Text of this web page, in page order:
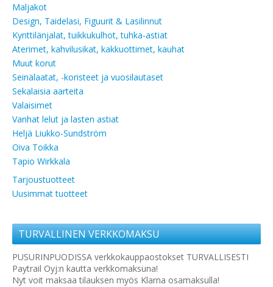
Maljakot
Design, Taidelasi, Figuurit & Lasilinnut
Kynttilänjalat, tuikkukulhot, tuhka-astiat
Aterimet, kahvilusikat, kakkuottimet, kauhat
Muut korut
Seinälaatat, -koristeet ja vuosilautaset
Sekalaisia aarteita
Valaisimet
Vanhat lelut ja lasten astiat
Heljä Liukko-Sundström
Oiva Toikka
Tapio Wirkkala
Tarjoustuotteet
Uusimmat tuotteet
TURVALLINEN VERKKOMAKSU
PUSURINPUODISSA verkkokauppaostokset TURVALLISESTI
Paytrail Oyj:n kautta verkkomaksuna!
Nyt voit maksaa tilauksen myös Klarna osamaksulla!